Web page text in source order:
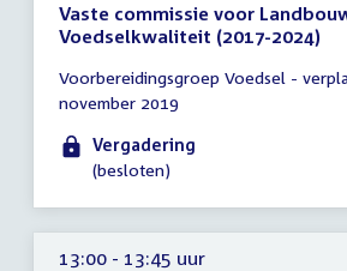
Vaste commissie voor
Voedselkwaliteit (2017-2024)
vergadering
13:00
13:30
Voorbereidingsgroep Voedsel -
november 2019
Vergadering
(besloten)
13:00 - 13:45 uur